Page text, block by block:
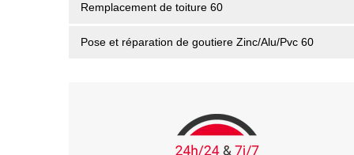
Remplacement de toiture 60
Pose et réparation de goutiere Zinc/Alu/Pvc 60